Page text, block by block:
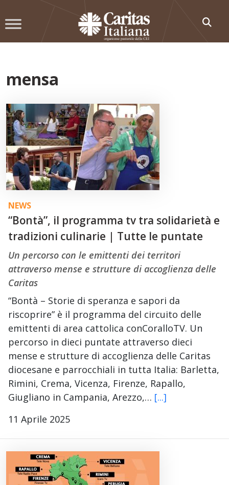
to
mensa
NEWS
“Bontà”, il programma tv tra solidarietà e
tradizioni culinarie | Tutte le puntate
Un percorso con le emittenti dei territori
attraverso mense e strutture di accoglienza delle
Caritas
“Bontà – Storie di speranza e sapori da
riscoprire” è il programma del circuito delle
emittenti di area cattolica conCoralloTV. Un
percorso in dieci puntate attraverso dieci
mense e strutture di accoglienza delle Caritas
diocesane e parrocchiali in tutta Italia: Barletta,
Rimini, Crema, Vicenza, Firenze, Rapallo,
Giugliano in Campania, Arezzo,… [...]
11 Aprile 2025